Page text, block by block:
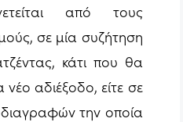
από τους
σε μία συζήτηση
κάτι που θα
νέο αδιέξοδο, είτε σε
την οποία